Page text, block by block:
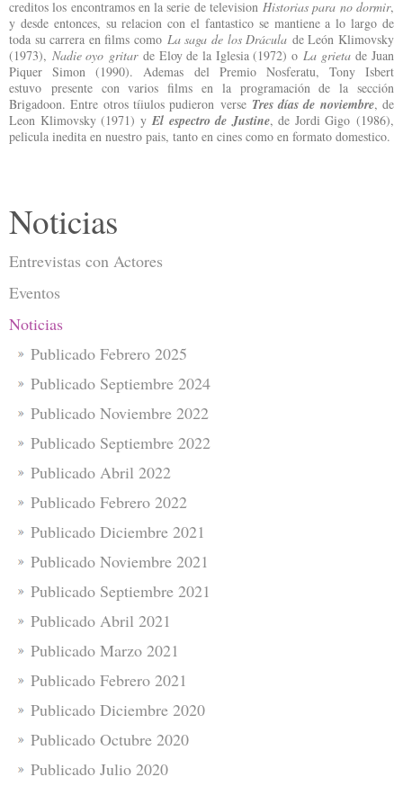
creditos los encontramos en la serie de televisionHistorias para no dormir,
y desde entonces, su relacion con el fantastico se mantiene a lo largo de
toda su carrera en films como La saga de los Drácula de León Klimovsky
(1973), Nadie oyo gritarde Eloy de la Iglesia (1972) o La grietade Juan
Piquer Simon (1990). Ademas del Premio Nosferatu, Tony Isbert
estuvo presente con varios films en la programación de la sección
Brigadoon. Entre otros tíiulos pudieron verse Tres días de noviembre, de
Leon Klimovsky (1971) yEl espectro de Justine, de Jordi Gigo (1986),
pelicula inedita en nuestro pais, tanto en cines como en formato domestico.
Noticias
Entrevistas con Actores
Eventos
Noticias
Publicado Febrero 2025
Publicado Septiembre 2024
Publicado Noviembre 2022
Publicado Septiembre 2022
Publicado Abril 2022
Publicado Febrero 2022
Publicado Diciembre 2021
Publicado Noviembre 2021
Publicado Septiembre 2021
Publicado Abril 2021
Publicado Marzo 2021
Publicado Febrero 2021
Publicado Diciembre 2020
Publicado Octubre 2020
Publicado Julio 2020